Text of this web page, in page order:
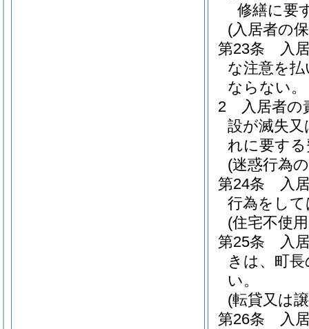
修繕に要
(入居者の
第23条
入
な注意を
ならない。
2
入居者
設が滅失
れに要す
(迷惑行為
第24条
入
行為をし
(住宅不使
第25条
入
きは、町
い。
(転貸又は
第26条
入